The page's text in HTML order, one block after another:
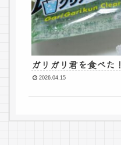
ガリガリ君を食べた！
2026.04.15